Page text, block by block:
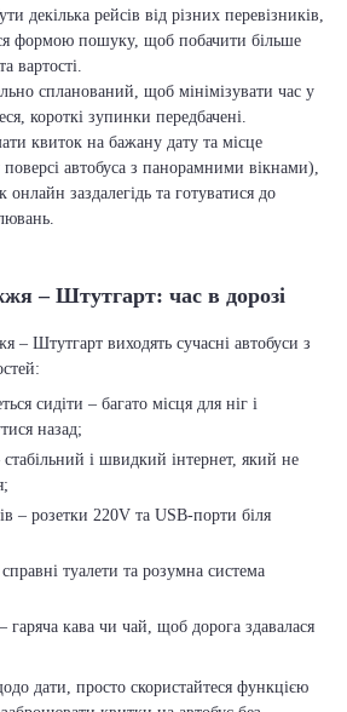
декілька рейсів від різних перевізників,
формою пошуку, щоб побачити більше
вартості.
спланований, щоб мінімізувати час у
короткі зупинки передбачені.
квиток на бажану дату та місце
автобуса з панорамними вікнами),
заздалегідь та готуватися до
– Штутгарт: час в дорозі
– Штутгарт виходять сучасні автобуси з
сидіти – багато місця для ніг і
назад;
і швидкий інтернет, який не
– розетки 220V та USB-порти біля
справні туалети та розумна система
гаряча кава чи чай, щоб дорога здавалася
дати, просто скористайтеся функцією